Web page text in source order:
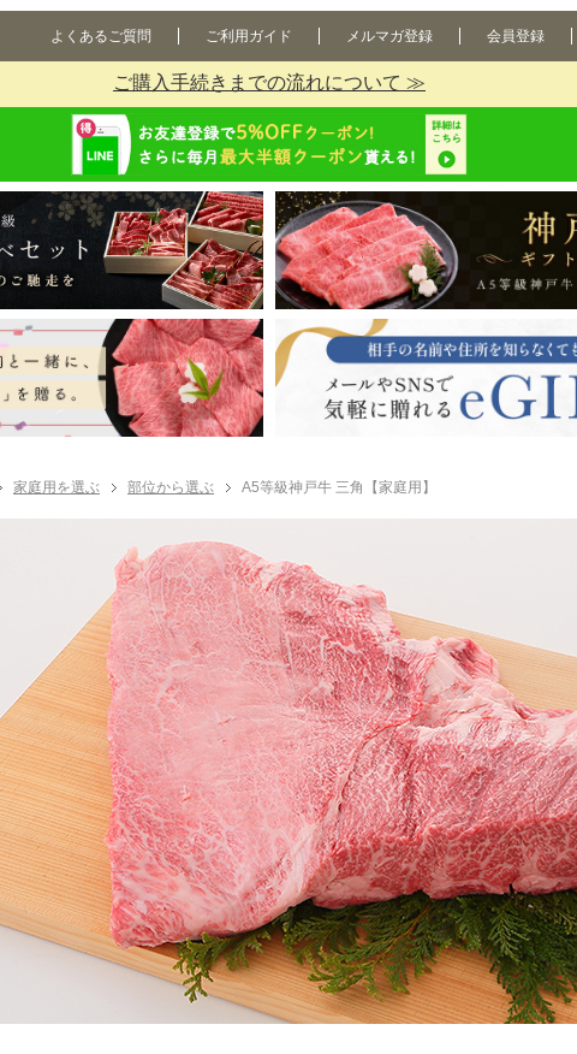
よくあるご質問 ご利用ガイド メルマガ登録 会員登録
ご購入手続きまでの流れについて ≫
家庭用を選ぶ 部位から選ぶ A5等級神戸牛 三角【家庭用】